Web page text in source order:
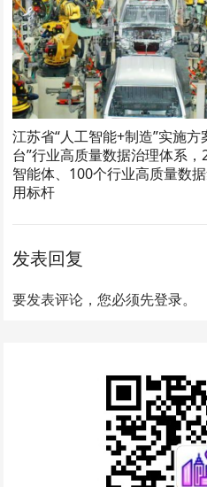
江苏省“人工智能+制造”实施
台”行业高质量数据治理体系
智能体、100个行业高质量数
用标杆
发表回复
要发表评论，您必须先登录。